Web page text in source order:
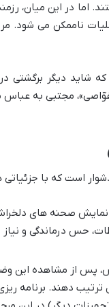
اما در این میان،
ناممکن می
شاید دیگر برگشتی
مجتبی به عباس
است که با
نمایش صحنه های
حس درماندگی و نیاز
پس از مشاهده این
ترتیب دهند. برنامه